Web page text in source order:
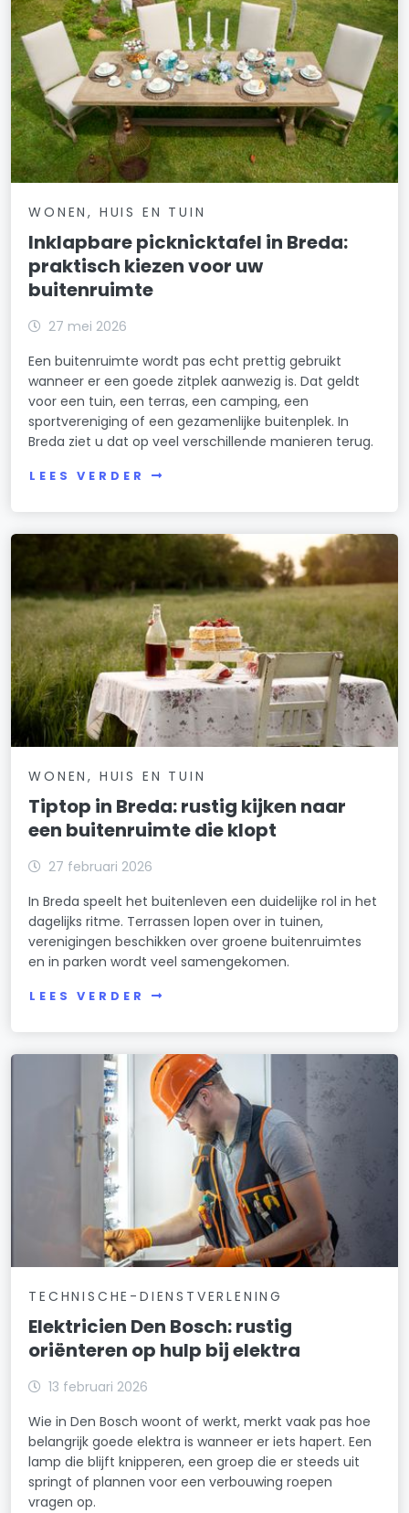
WONEN, HUIS EN TUIN
Inklapbare picknicktafel in Breda:
praktisch kiezen voor uw
buitenruimte
27 mei 2026
Een buitenruimte wordt pas echt prettig gebruikt
wanneer er een goede zitplek aanwezig is. Dat geldt
voor een tuin, een terras, een camping, een
sportvereniging of een gezamenlijke buitenplek. In
Breda ziet u dat op veel verschillende manieren terug.
LEES VERDER
WONEN, HUIS EN TUIN
Tiptop in Breda: rustig kijken naar
een buitenruimte die klopt
27 februari 2026
In Breda speelt het buitenleven een duidelijke rol in het
dagelijks ritme. Terrassen lopen over in tuinen,
verenigingen beschikken over groene buitenruimtes
en in parken wordt veel samengekomen.
LEES VERDER
TECHNISCHE-DIENSTVERLENING
Elektricien Den Bosch: rustig
oriënteren op hulp bij elektra
13 februari 2026
Wie in Den Bosch woont of werkt, merkt vaak pas hoe
belangrijk goede elektra is wanneer er iets hapert. Een
lamp die blijft knipperen, een groep die er steeds uit
springt of plannen voor een verbouwing roepen
vragen op.